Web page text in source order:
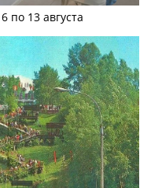
по 13 августа